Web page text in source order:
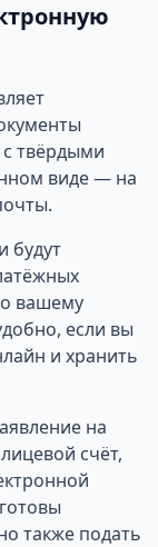
твёрдыми
виде — на
будут
вашему
если вы
и хранить
на
счёт,
также подать